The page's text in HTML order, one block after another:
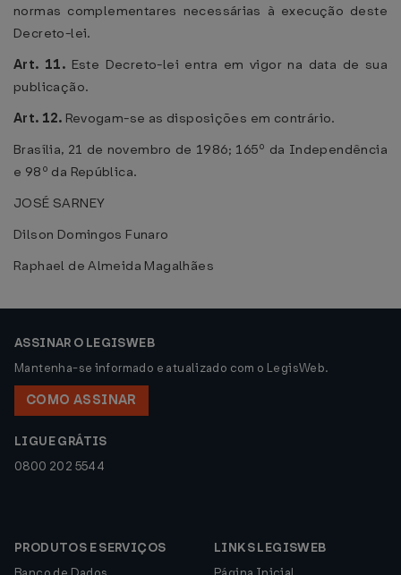
normas complementares necessárias à execução deste
Decreto-lei.
Art. 11. Este Decreto-lei entra em vigor na data de sua
publicação.
Art. 12. Revogam-se as disposições em contrário.
Brasília, 21 de novembro de 1986; 165º da Independência
e 98º da República.
JOSÉ SARNEY
Dilson Domingos Funaro
Raphael de Almeida Magalhães
ASSINAR O LEGISWEB
Mantenha-se informado e atualizado com o LegisWeb.
COMO ASSINAR
LIGUE GRÁTIS
0800 202 5544
PRODUTOS E SERVIÇOS
LINKS LEGISWEB